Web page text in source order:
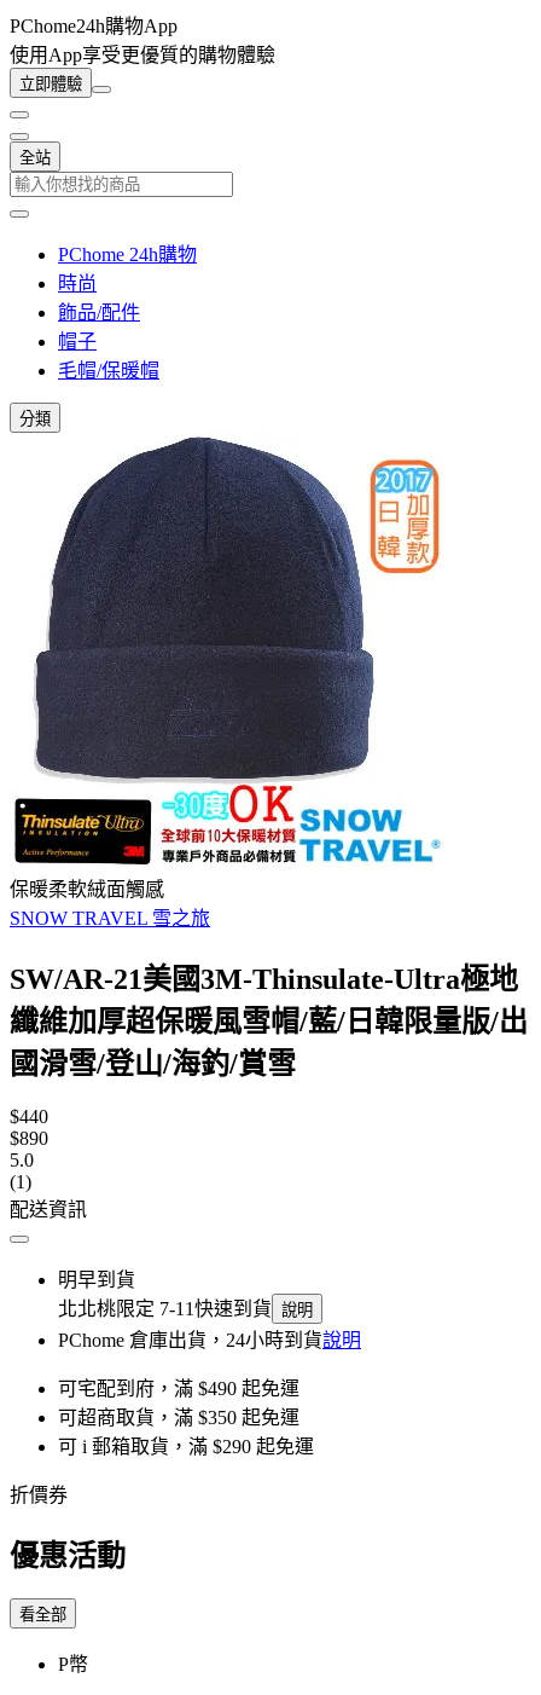
PChome24h購物App
使用App享受更優質的購物體驗
立即體驗
全站
PChome 24h購物
時尚
飾品/配件
帽子
毛帽/保暖帽
分類
保暖柔軟絨面觸感
SNOW TRAVEL 雪之旅
SW/AR-21美國3M-Thinsulate-Ultra極地
纖維加厚超保暖風雪帽/藍/日韓限量版/出
國滑雪/登山/海釣/賞雪
$440
$890
5.0
(1)
配送資訊
明早到貨
北北桃限定 7-11快速到貨 說明
PChome 倉庫出貨，24小時到貨說明
可宅配到府，滿 $490 起免運
可超商取貨，滿 $350 起免運
可 i 郵箱取貨，滿 $290 起免運
折價券
優惠活動
看全部
P幣